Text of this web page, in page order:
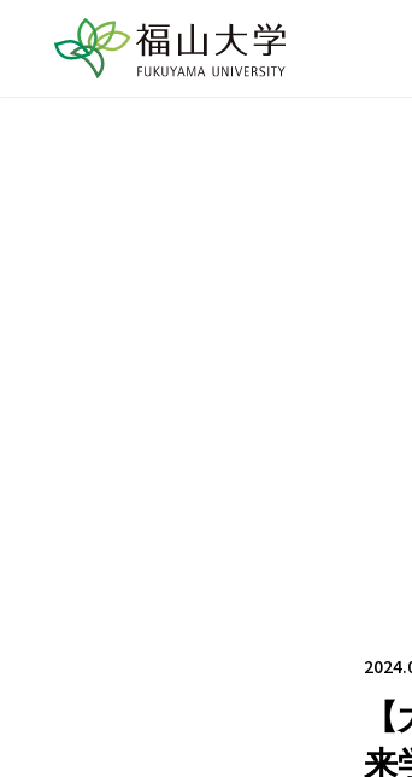
来